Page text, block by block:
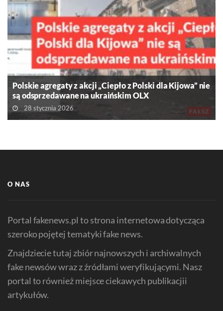
FAŁSZ
Polskie agregaty z akcji „Ciepło z Polski dla Kijowa” nie
są odsprzedawane na ukraińskim OLX
28 stycznia 2026
O NAS
Portal fakenews.pl to strona internetowa dotycząca
szeroko pojętej tematyki fake news.
Znajdziecie tutaj zbiór najnowszych i archiwalnych
fake newsów wraz z źródłami weryfikującymi. Nasz
portal to również miejsce ciekawych publikacjii
artykułów.